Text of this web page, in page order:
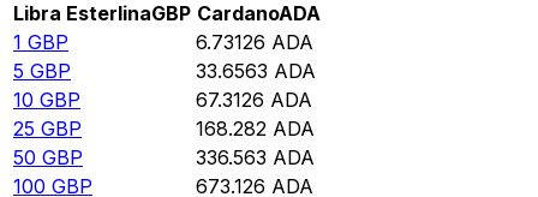
Libra EsterlinaGBP CardanoADA
1 GBP 6.73126 ADA
5 GBP 33.6563 ADA
10 GBP 67.3126 ADA
25 GBP 168.282 ADA
50 GBP 336.563 ADA
100 GBP 673.126 ADA